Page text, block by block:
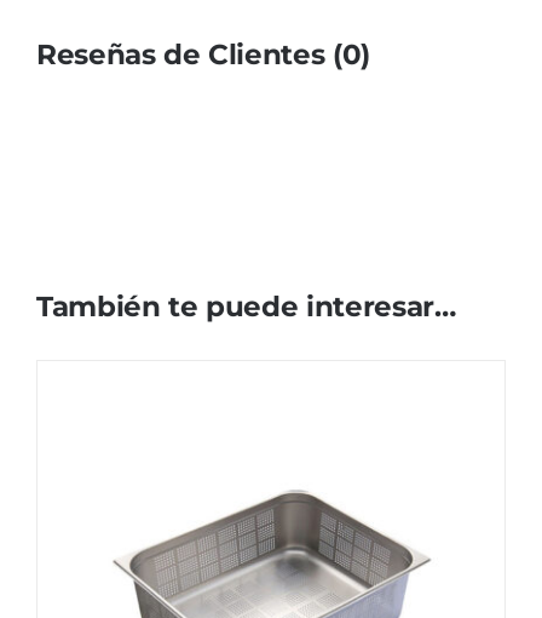
Reseñas de Clientes (0)
También te puede interesar…